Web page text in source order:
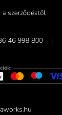
a szerződéstől
46 998 800